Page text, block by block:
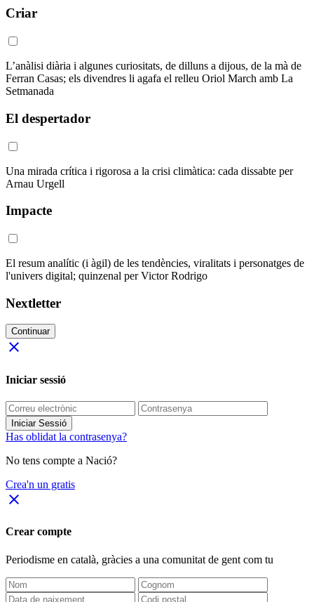
Criar
L’anàlisi diària i algunes curiositats, de dilluns a dijous, de la mà de
Ferran Casas; els divendres li agafa el relleu Oriol March amb La
Setmanada
El despertador
Una mirada crítica i rigorosa a la crisi climàtica: cada dissabte per
Arnau Urgell
Impacte
El resum analític (i àgil) de les tendències, viralitats i personatges de
l'univers digital; quinzenal per Victor Rodrigo
Nextletter
Continuar
close
Iniciar sessió
Iniciar Sessió
Has oblidat la contrasenya?
No tens compte a Nació?
Crea'n un gratis
close
Crear compte
Periodisme en català, gràcies a una comunitat de gent com tu